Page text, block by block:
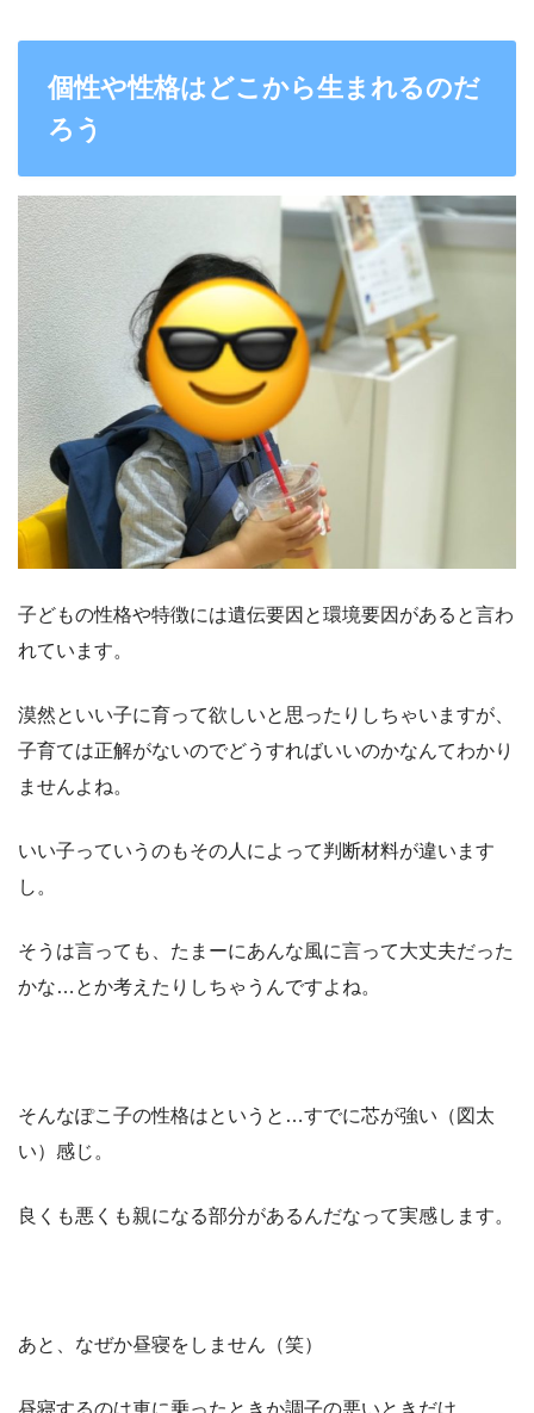
個性や性格はどこから生まれるのだ
ろう
子どもの性格や特徴には遺伝要因と環境要因があると言わ
れています。
漠然といい子に育って欲しいと思ったりしちゃいますが、
子育ては正解がないのでどうすればいいのかなんてわかり
ませんよね。
いい子っていうのもその人によって判断材料が違います
し。
そうは言っても、たまーにあんな風に言って大丈夫だった
かな…とか考えたりしちゃうんですよね。
そんなぽこ子の性格はというと…すでに芯が強い（図太
い）感じ。
良くも悪くも親になる部分があるんだなって実感します。
あと、なぜか昼寝をしません（笑）
昼寝するのは車に乗ったときか調子の悪いときだけ。